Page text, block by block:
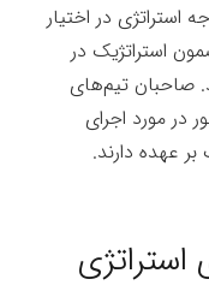
در اختیار
استراتژیک در
صاحبان تیم‌های
در مورد اجرای
عهده دارند.